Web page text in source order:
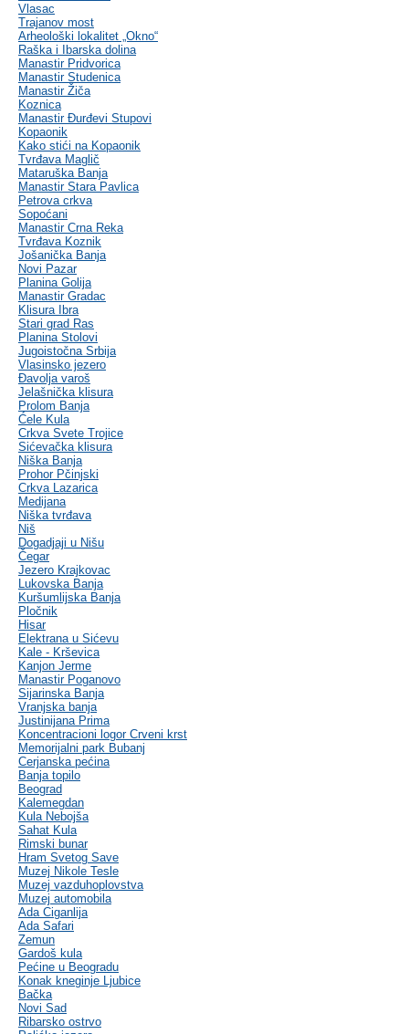
Vlasac
Trajanov most
Arheološki lokalitet „Okno“
Raška i Ibarska dolina
Manastir Pridvorica
Manastir Studenica
Manastir Žiča
Koznica
Manastir Đurđevi Stupovi
Kopaonik
Kako stići na Kopaonik
Tvrđava Maglič
Mataruška Banja
Manastir Stara Pavlica
Petrova crkva
Sopoćani
Manastir Crna Reka
Tvrđava Koznik
Jošanička Banja
Novi Pazar
Planina Golija
Manastir Gradac
Klisura Ibra
Stari grad Ras
Planina Stolovi
Jugoistočna Srbija
Vlasinsko jezero
Đavolja varoš
Jelašnička klisura
Prolom Banja
Ćele Kula
Crkva Svete Trojice
Sićevačka klisura
Niška Banja
Prohor Pčinjski
Crkva Lazarica
Medijana
Niška tvrđava
Niš
Dogadjaji u Nišu
Čegar
Jezero Krajkovac
Lukovska Banja
Kuršumlijska Banja
Pločnik
Hisar
Elektrana u Sićevu
Kale - Krševica
Kanjon Jerme
Manastir Poganovo
Sijarinska Banja
Vranjska banja
Justinijana Prima
Koncentracioni logor Crveni krst
Memorijalni park Bubanj
Cerjanska pećina
Banja topilo
Beograd
Kalemegdan
Kula Nebojša
Sahat Kula
Rimski bunar
Hram Svetog Save
Muzej Nikole Tesle
Muzej vazduhoplovstva
Muzej automobila
Ada Ciganlija
Ada Safari
Zemun
Gardoš kula
Pećine u Beogradu
Konak kneginje Ljubice
Bačka
Novi Sad
Ribarsko ostrvo